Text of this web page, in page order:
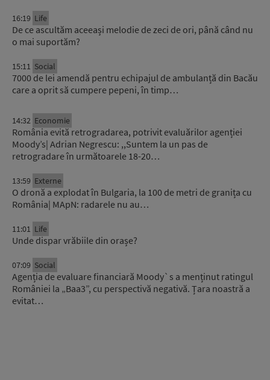
16:19 Life
De ce ascultăm aceeași melodie de zeci de ori, până când nu
o mai suportăm?
15:11 Social
7000 de lei amendă pentru echipajul de ambulanță din Bacău
care a oprit să cumpere pepeni, în timp…
14:32 Economie
România evită retrogradarea, potrivit evaluărilor agenției
Moody’s| Adrian Negrescu: ,,Suntem la un pas de
retrogradare în următoarele 18-20…
13:59 Externe
O dronă a explodat în Bulgaria, la 100 de metri de granița cu
România| MApN: radarele nu au…
11:01 Life
Unde dispar vrăbiile din orașe?
07:09 Social
Agenția de evaluare financiară Moody`s a menținut ratingul
României la „Baa3”, cu perspectivă negativă. Țara noastră a
evitat…